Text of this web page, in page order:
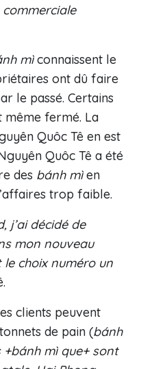
mìconnaissent le
ont dû faire
le passé. Certains
même fermé. La
Quôc Tê en est
Quôc Tê a été
des bánh mìen
trop faible.
j’ai décidé de
mon nouveau
le choix numéro un
clients peuvent
de pain (bánh
+bánh mìque+ sont